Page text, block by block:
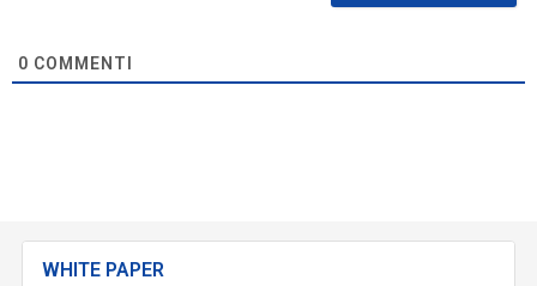
0 COMMENTI
WHITE PAPER